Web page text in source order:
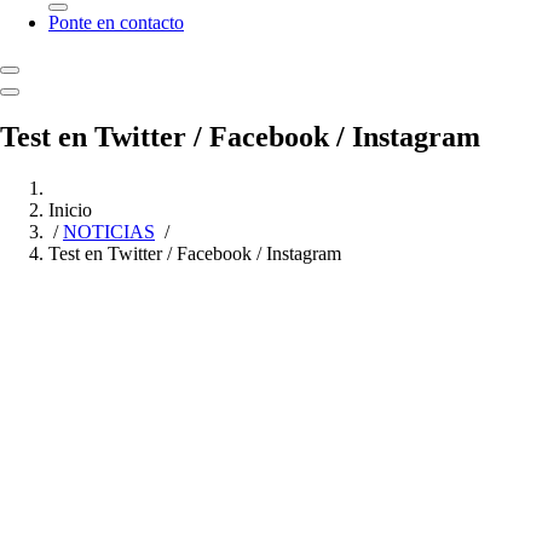
Ponte en contacto
Test en Twitter / Facebook / Instagram
Inicio
/NOTICIAS /
Test en Twitter / Facebook / Instagram